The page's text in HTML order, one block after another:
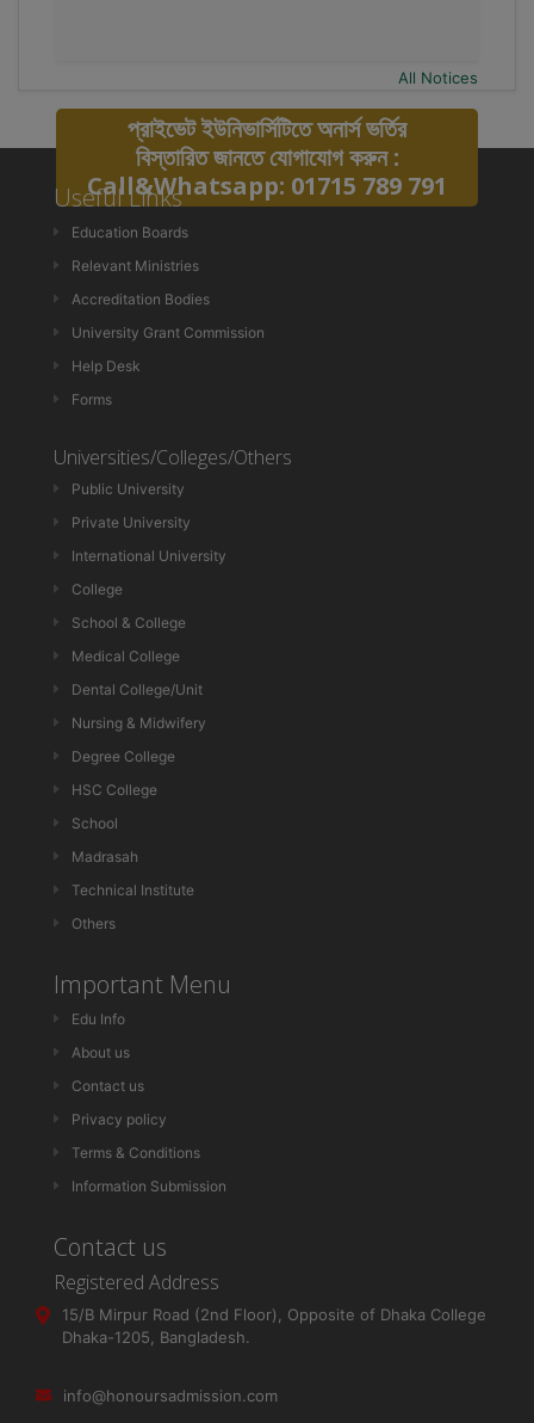
All Notices
প্রাইভেট ইউনিভার্সিটিতে অনার্স ভর্তির
বিস্তারিত জানতে যোগাযোগ করুন :
Call&Whatsapp: 01715 789 791
Useful Links
Education Boards
Relevant Ministries
Accreditation Bodies
University Grant Commission
Help Desk
Forms
Universities/Colleges/Others
Public University
Private University
International University
College
School & College
Medical College
Dental College/Unit
Nursing & Midwifery
Degree College
HSC College
School
Madrasah
Technical Institute
Others
Important Menu
Edu Info
About us
Contact us
Privacy policy
Terms & Conditions
Information Submission
Contact us
Registered Address
15/B Mirpur Road (2nd Floor), Opposite of Dhaka College
Dhaka-1205, Bangladesh.
info@honoursadmission.com